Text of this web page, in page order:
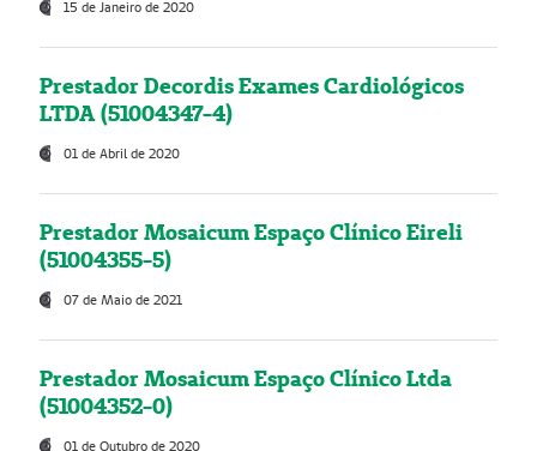
15 de Janeiro de 2020
Prestador Decordis Exames Cardiológicos
LTDA (51004347-4)
01 de Abril de 2020
Prestador Mosaicum Espaço Clínico Eireli
(51004355-5)
07 de Maio de 2021
Prestador Mosaicum Espaço Clínico Ltda
(51004352-0)
01 de Outubro de 2020